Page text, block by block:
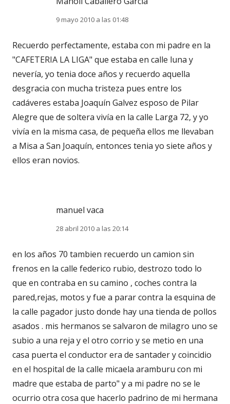
9 mayo 2010 a las 01:48
Recuerdo perfectamente, estaba con mi padre en la
"CAFETERIA LA LIGA" que estaba en calle luna y
nevería, yo tenia doce años y recuerdo aquella
desgracia con mucha tristeza pues entre los
cadáveres estaba Joaquín Galvez esposo de Pilar
Alegre que de soltera vivía en la calle Larga 72, y yo
vivía en la misma casa, de pequeña ellos me llevaban
a Misa a San Joaquín, entonces tenia yo siete años y
ellos eran novios.
manuel vaca
28 abril 2010 a las 20:14
en los años 70 tambien recuerdo un camion sin
frenos en la calle federico rubio, destrozo todo lo
que en contraba en su camino , coches contra la
pared,rejas, motos y fue a parar contra la esquina de
la calle pagador justo donde hay una tienda de pollos
asados . mis hermanos se salvaron de milagro uno se
subio a una reja y el otro corrio y se metio en una
casa puerta el conductor era de santader y coincidio
en el hospital de la calle micaela aramburu con mi
madre que estaba de parto" y a mi padre no se le
ocurrio otra cosa que hacerlo padrino de mi hermana